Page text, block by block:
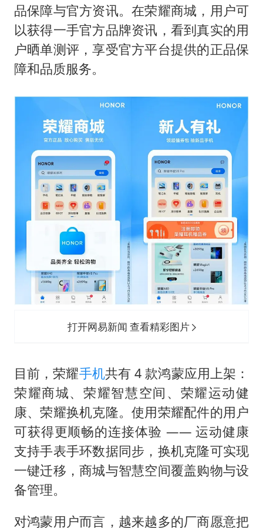
日本连续发生两次地震
以军士兵把枪口对准中国记者
方桃子代言广告视频已下架
构建更高水平的全民健身公共服务体系
品保障与官方资讯。在荣耀商城，用户可
以获得一手官方品牌资讯，看到真实的用
户晒单测评，享受官方平台提供的正品保
障和品质服务。
打开网易新闻 查看精彩图片
目前，荣耀手机共有 4 款鸿蒙应用上架：
荣耀商城、荣耀智慧空间、荣耀运动健
康、荣耀换机克隆。使用荣耀配件的用户
可获得更顺畅的连接体验 —— 运动健康
支持手表手环数据同步，换机克隆可实现
一键迁移，商城与智慧空间覆盖购物与设
备管理。
对鸿蒙用户而言，越来越多的厂商愿意把